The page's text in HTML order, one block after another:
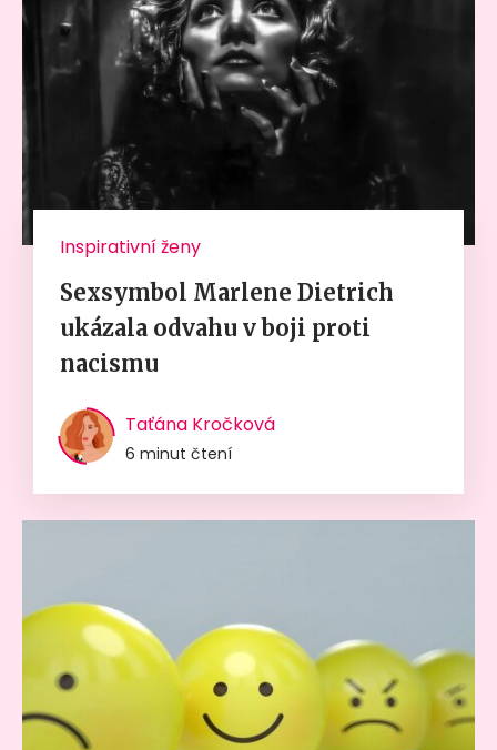
Inspirativní ženy
Sexsymbol Marlene Dietrich
ukázala odvahu v boji proti
nacismu
Taťána Kročková
6 minut čtení